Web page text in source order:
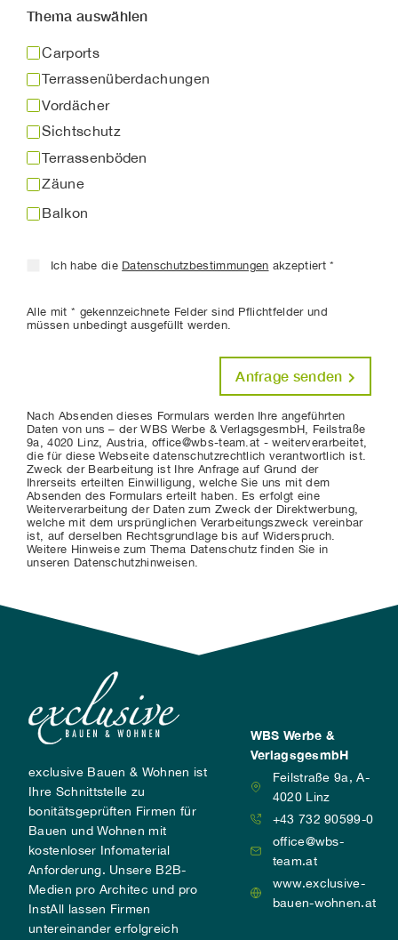
Thema auswählen
Carports
Terrassenüberdachungen
Vordächer
Sichtschutz
Terrassenböden
Zäune
Balkon
Ich habe die Datenschutzbestimmungen akzeptiert *
Alle mit * gekennzeichnete Felder sind Pflichtfelder und
müssen unbedingt ausgefüllt werden.
Anfrage senden
Nach Absenden dieses Formulars werden Ihre angeführten
Daten von uns – der WBS Werbe & VerlagsgesmbH, Feilstraße
9a, 4020 Linz, Austria, office@wbs-team.at - weiterverarbeitet,
die für diese Webseite datenschutzrechtlich verantwortlich ist.
Zweck der Bearbeitung ist Ihre Anfrage auf Grund der
Ihrerseits erteilten Einwilligung, welche Sie uns mit dem
Absenden des Formulars erteilt haben. Es erfolgt eine
Weiterverarbeitung der Daten zum Zweck der Direktwerbung,
welche mit dem ursprünglichen Verarbeitungszweck vereinbar
ist, auf derselben Rechtsgrundlage bis auf Widerspruch.
Weitere Hinweise zum Thema Datenschutz finden Sie in
unseren Datenschutzhinweisen.
exclusive Bauen & Wohnen ist
Ihre Schnittstelle zu
bonitätsgeprüften Firmen für
Bauen und Wohnen mit
kostenloser Infomaterial
Anforderung. Unsere B2B-
Medien pro Architec und pro
InstAll lassen Firmen
untereinander erfolgreich
WBS Werbe &
VerlagsgesmbH
Feilstraße 9a, A-
4020 Linz
+43 732 90599-0
office@wbs-
team.at
www.exclusive-
bauen-wohnen.at